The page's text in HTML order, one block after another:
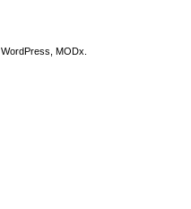
WordPress, MODx.